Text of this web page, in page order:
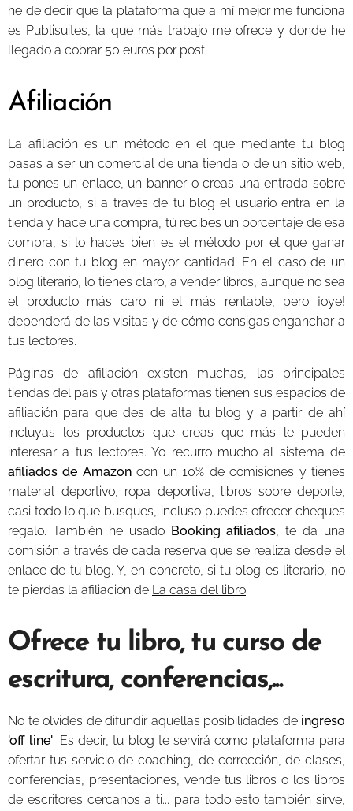
he de decir que la plataforma que a mí mejor me funciona
es Publisuites, la que más trabajo me ofrece y donde he
llegado a cobrar 50 euros por post.
Afiliación
La afiliación es un método en el que mediante tu blog
pasas a ser un comercial de una tienda o de un sitio web,
tu pones un enlace, un banner o creas una entrada sobre
un producto, si a través de tu blog el usuario entra en la
tienda y hace una compra, tú recibes un porcentaje de esa
compra, si lo haces bien es el método por el que ganar
dinero con tu blog en mayor cantidad. En el caso de un
blog literario, lo tienes claro, a vender libros, aunque no sea
el producto más caro ni el más rentable, pero ¡oye!
dependerá de las visitas y de cómo consigas enganchar a
tus lectores.
Páginas de afiliación existen muchas, las principales
tiendas del país y otras plataformas tienen sus espacios de
afiliación para que des de alta tu blog y a partir de ahí
incluyas los productos que creas que más le pueden
interesar a tus lectores. Yo recurro mucho al sistema de
afiliados de Amazoncon un 10% de comisiones y tienes
material deportivo, ropa deportiva, libros sobre deporte,
casi todo lo que busques, incluso puedes ofrecer cheques
regalo. También he usado Booking afiliados, te da una
comisión a través de cada reserva que se realiza desde el
enlace de tu blog. Y, en concreto, si tu blog es literario, no
te pierdas la afiliación de La casa del libro.
Ofrece tu libro, tu curso de
escritura, conferencias,...
No te olvides de difundir aquellas posibilidades de ingreso
'off line'. Es decir, tu blog te servirá como plataforma para
ofertar tus servicio de coaching, de corrección, de clases,
conferencias, presentaciones, vende tus libros o los libros
de escritores cercanos a ti... para todo esto también sirve,